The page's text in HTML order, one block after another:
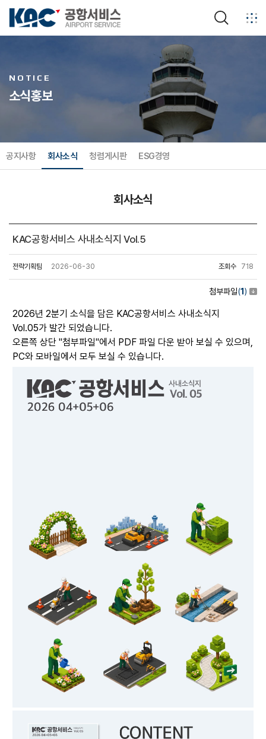
검색
NOTICE
소식홍보
공지사항 회사소식 청렴게시판 ESG경영
회사소식
KAC공항서비스 사내소식지 Vol.5
전략기획팀 2026-06-30 조회수 718
첨부파일(1 )
2026년 2분기 소식을 담은 KAC공항서비스 사내소식지
Vol.05가 발간 되었습니다.
오른쪽 상단 "첨부파일"에서 PDF 파일 다운 받아 보실 수 있으며,
PC와 모바일에서 모두 보실 수 있습니다.